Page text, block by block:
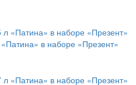
в наборе «Презент»